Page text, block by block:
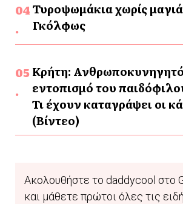
Τυροψωμάκια χωρίς
Γκόλφως
Κρήτη: Ανθρωποκυνηγητό
εντοπισμό του
Τι έχουν καταγράψει οι
(Βίντεο)
Ακολουθήστε το daddycool στο
και μάθετε πρώτοι όλες τις